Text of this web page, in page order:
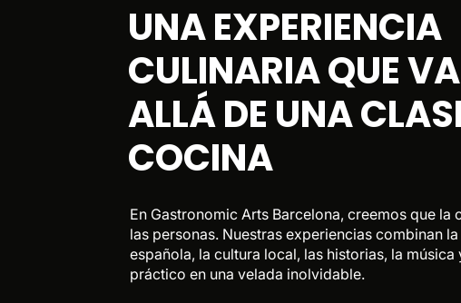
UNA EXPERIENCIA
CULINARIA QUE
ALLÁ DE UNA
COCINA
En Gastronomic Arts Barcelona, creemos que la
las personas. Nuestras experiencias combinan
española, la cultura local, las historias, la música
práctico en una velada inolvidable.